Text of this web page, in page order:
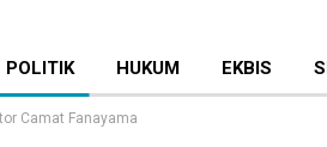
POLITIK HUKUM EKBIS
Camat Fanayama